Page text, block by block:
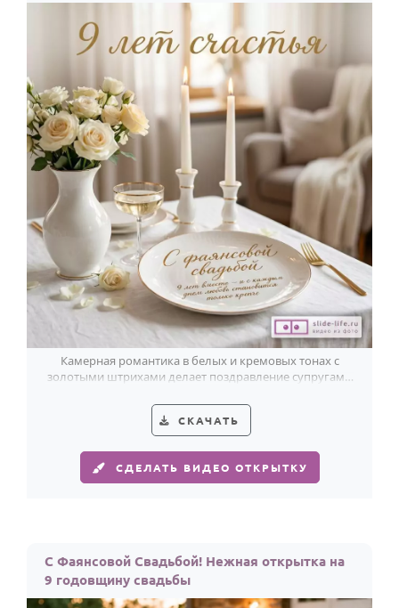
Камерная романтика в белых и кремовых тонах с
золотыми штрихами делает поздравление супругам с
СКАЧАТЬ
СДЕЛАТЬ ВИДЕО ОТКРЫТКУ
С Фаянсовой Свадьбой! Нежная открытка на
9 годовщину свадьбы